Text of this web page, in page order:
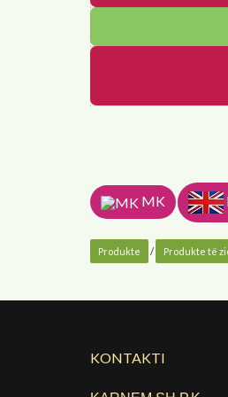
MK
Produkte / Produkte të
KONTAKTI